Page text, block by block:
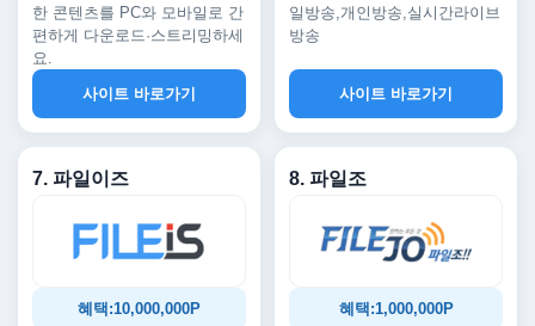
한 콘텐츠를 PC와 모바일로 간
편하게 다운로드·스트리밍하세
요.
사이트 바로가기
일방송,개인방송,실시간라이브
방송
사이트 바로가기
7. 파일이즈
혜택:10,000,000P
8. 파일조
혜택:1,000,000P